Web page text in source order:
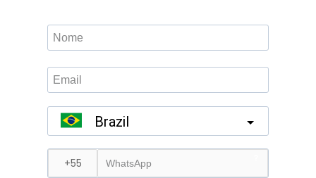
Brazil